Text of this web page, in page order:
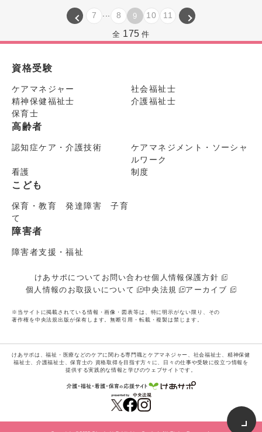
7 8 9 10 11
全 175 件
資格受験
ケアマネジャー
社会福祉士
精神保健福祉士
介護福祉士
保育士
高齢者
認知症ケア・介護技術
ケアマネジメント・ソーシャ
ルワーク
看護
制度
こども
保育・教育 発達障害 子育
て
障害者
障害者支援・福祉
けあサポについて お問い合わせ個人情報保護方針
個人情報のお取扱いについて
中央法規 アーカイブ
※当サイトに掲載されている情報・画像・図表等は、特に明示がない限り、その
著作権を中央法規出版が保有します。無断引用・転載・複製は禁じます。
けあサポは、福祉・医療などのケアに関わる専門職とケアマネジャー、社会福祉士、精神保健
福祉士、介護福祉士、保育士の 資格取得を目指す方々に、日々の仕事や受験に役立つ情報を
提供する実践的な情報と学びのウェブサイトです。